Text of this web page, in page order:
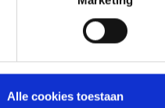
Alle cookies toestaan